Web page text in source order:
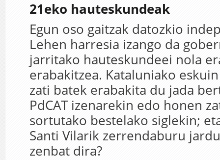
21eko hauteskundeak
Egun oso gaitzak datozkio
Lehen harresia izango da
jarritako hauteskundeei nola
erabakitzea. Kataluniako
zati batek erabakita du jada
PdCAT izenarekin edo honen
sortutako bestelako siglekin;
Santi Vilarik zerrendaburu
zenbat dira?